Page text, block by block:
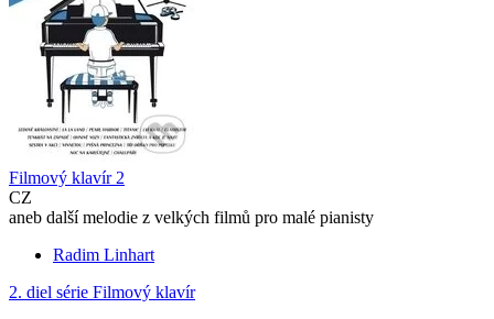
Filmový klavír 2
CZ
aneb další melodie z velkých filmů pro malé pianisty
Radim Linhart
2. diel série Filmový klavír